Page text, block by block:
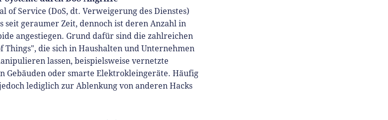
of Service (DoS, dt.Verweigerung des Dienstes)
seit geraumer Zeit, dennoch ist deren Anzahl in
angestiegen. Grund dafür sind die zahlreichen
Things", die sich in Haushalten und Unternehmen
lassen, beispielsweise vernetzte
Gebäuden oder smarte Elektrokleingeräte. Häufig
lediglich zur Ablenkung von anderen Hacks